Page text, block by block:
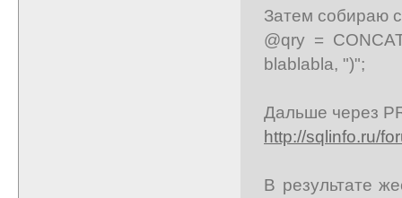
Затем собираю
@qry =
blablabla, ")";
Дальше через
http://sqlinfo.ru/
В результате